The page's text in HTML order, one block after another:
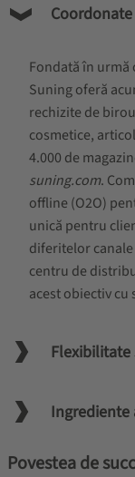
Fondată în urmă
Suning oferă
rechizite de
cosmetice,
4.000 de
suning.com.
offline (O2O)
unică pentru
diferitelor canale
centru de
acest obiectiv cu
Ingrediente
Povestea de